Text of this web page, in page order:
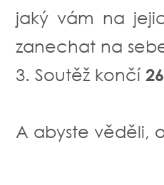
jaký vám na
zanechat na
3. Soutěž končí
A abyste věděli,